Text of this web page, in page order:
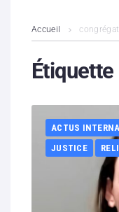
Contenus litigieux
Boutique
Accueil
Étiquette
ACTUS
JUSTICE